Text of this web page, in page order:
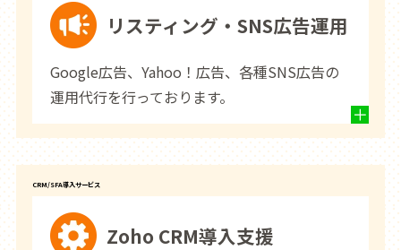
リスティング・SNS広告運用
Google広告、Yahoo！広告、各種SNS広告の
運用代行を行っております。
CRM/SFA導入サービス
Zoho CRM導入支援